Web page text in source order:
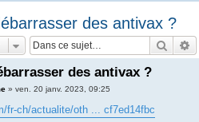
des antivax ?
des antivax ?
» ven. 20 janv. 2023, 09:25
fr-ch/actualite/oth ... cf7ed14fbc